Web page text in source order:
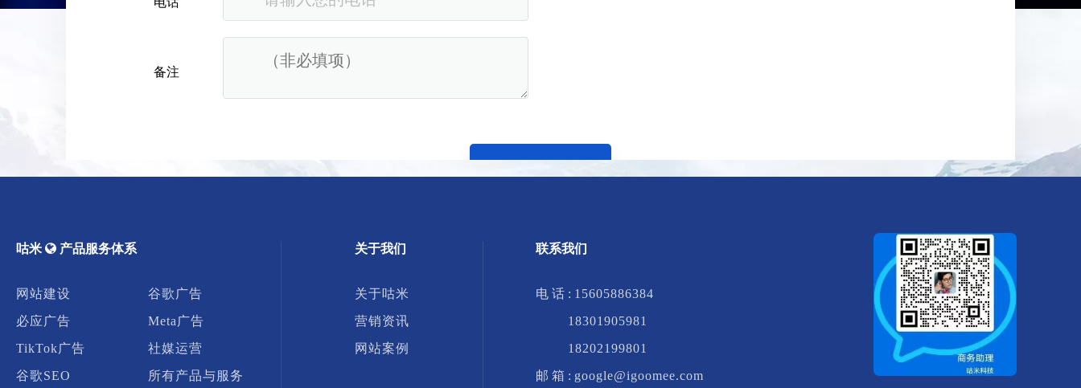
咕米 ​​​​​​​ 产品服务体系
网站建设
谷歌广告
必应广告
Meta广告
关于我们
关于咕米
联系我们
电 话 : 15605886384
18301905981